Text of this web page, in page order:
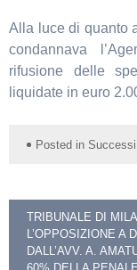
Alla luce di quanto
condannava
rifusione delle
liquidate in euro
Posted in
Navigazione
articoli
TRIBUNALE DI
L’OPPOSIZIONE A
DALL’AVV. A.